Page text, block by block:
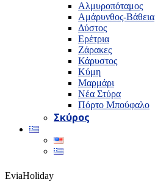
Αλμυροπόταμος
Αμάρυνθος-Βάθεια
Δύστος
Ερέτρια
Ζάρακες
Κάρυστος
Κύμη
Μαρμάρι
Νέα Στύρα
Πόρτο Μπούφαλο
Σκύρος
EviaHoliday